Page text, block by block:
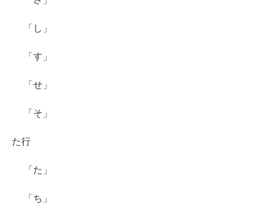
「し」
「す」
「せ」
「そ」
た行
「た」
「ち」